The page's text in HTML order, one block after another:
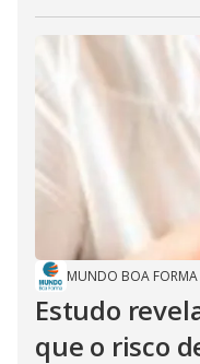
MUNDO BOA FORMA
Estudo
que o risco